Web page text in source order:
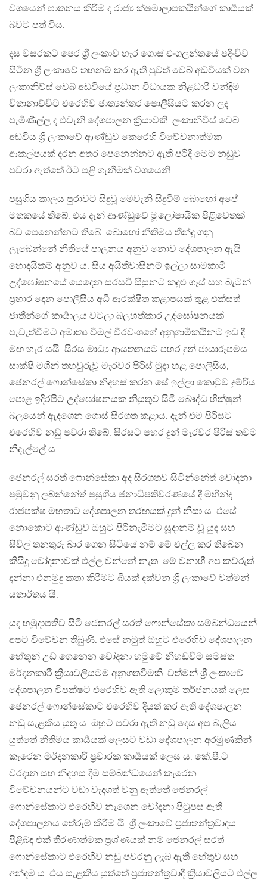
වශයෙන් ඝාතනය කිරීම ද රාජ්‍ය ක්ෂමාලාපකයින්ගේ කාර්‍යයක්
බවට පත් විය.
දස වසරකට පෙර ශ්‍රී ලංකාව හැර ගොස් එංගලන්තයේ පදිංචිව
සිටින ශ්‍රී ලංකාවේ තහනම් කර ඇති පුවත් වෙබ් අඩවියක් වන
ලංකානිව්ස් වෙබ් අඩවියේ ප්‍රධාන විධායක නිළධාරී වන්දිම
විතානාච්චිට එරෙහිව ජාත්‍යන්තර පොලීසියට කරන ලද
පැමිණිල්ල ද එවැනි දේශපාලන ක්‍රියාවකි. ලංකානිවිස් වෙබ්
අඩවිය ශ්‍රී ලංකාවේ ආණ්ඩුව කෙරෙහි විවේචනාත්මක
ආකල්පයක් දරන අතර පෙනෙන්නට ඇති පරිදි මෙම නඩුව
පවරා ඇත්තේ ඊට පළි ගැනීමක් වශයෙනි.
පසුගිය කාලය පුරාවට සිදුවූ මෙවැනි සිදුවීම් බොහෝ අපේ
මතකයේ තිබේ. එය දැන් ආණ්ඩුවේ මූලෝපායික පිළිවෙතක්
බව පෙනෙන්නට තිබේ. බොහෝ නීතිමය තීන්දු ගනු
ලැබෙන්නේ නීතියේ පාලනය අනුව නොව දේශපාලන ඇයි
හොදයිකම් අනුව ය. සිය අයිතිවාසිනම් ඉල්ලා සාමකාමී
උද්ඝෝෂනයේ යෙදෙන සරසවි සිසුනට කදුළු ගෑස් සහ බැටන්
ප්‍රහාර දෙන පොලීසිය අධි ආරක්ෂිත කළාපයක් තුළ එක්සත්
ජාතීන්ගේ කාර්‍යාලය වටලා බලහත්කාර උද්ඝෝෂනයක්
පැවැත්වීමට අමාත්‍ය විමල් වීරවංශගේ අනුගාමිකයිනට ඉඩ දී
මඟ හැර යයි. සිරස මාධ්‍ය ආයතනයට පහර දුන් ජායාරූපමය
සාක්ෂි මගින් තහවුරුවූ මැරවර පිරිස් මුදා හළ පොලීසිය,
ජෙනරල් ෆොන්සේකා නිදහස් කරන සේ ඉල්ලා කොටුව දුම්රිය
පොළ ඉදිරපිට උද්ඝෝෂනයක නියුතුව සිටි බෞද්ධ භික්ෂුන්
බලයෙන් ඇදගෙන ගොස් සිරගත කළාය. දැන් එම පිරිසට
එරෙහිව නඩු පවරා තිබේ. සිරසට පහර දුන් මැරවර පිරිස් තවම
නිදැල්ලේ ය.
ජෙනරල් සරත් ෆොන්සේකා අද සිරගතව සිටින්නේත් චෝදනා
පමුවනු ලබන්නේත් පසුගිය ජනාධිපතිවරණයේ දී මහින්ද
රාජපක්ෂ මහතාට දේශපාලන තරඟයක් දුන් නිසා ය. එසේ
නොකොට ආණ්ඩුව ඔහුට පිරිනැමීමට සූදානම් වූ යුද සහ
සිවිල් තනතුරු බාර ගෙන සිටියේ නම් මේ එල්ල කර තිබෙන
කිසිදු චෝදනාවක් එල්ල වන්නේ නැත. මේ වනාහී අප කව්රුත්
දන්නා එනමුදු කතා කිරීමට බියක් දක්වන ශ්‍රී ලංකාවේ වත්මන්
යතාර්තය යි.
යුද හමුදාපතිව සිටි ජෙනරල් සරත් ෆොන්සේකා සම්බන්ධයෙන්
අපට විවේචන තිබුණි. එසේ නමුත් ඔහුට එරෙහිව දේශපාලන
හේතූන් උඩ ගෙනෙන චෝදනා හමුවේ නිහඩවීම සමස්ත
මර්දනකාරී ක්‍රියාවලියටම අනුගතවීමකි. වත්මන් ශ්‍රී ලංකාවේ
දේශපාලන විපක්ෂට එරෙහිව ඇති ලොකුම තර්ජනයක් ලෙස
ජෙනරල් ෆොන්සේකාට එරෙහිව දියත් කර ඇති දේශපාලන
නඩු සැළකිය යුතු ය. ඔහුට පවරා ඇති නඩු දෙස අප බැලිය
යුත්තේ නීතිමය කාර්‍යයක් ලෙසට වඩා දේශපාලන අරමුණකින්
කැරෙන මර්දනකාරී ප්‍රචාරක කාර්‍යයක් ලෙස ය. කේ.පී.ට
වරදාන සහ නිදහස දීම සම්බන්ධයෙන් කැරෙන
විවේචනයන්ට වඩා වැදගත් වනු ඇත්තේ ජෙනරල්
ෆොන්සේකාට එරෙහිව නැගෙන චෝදනා පිටුපස ඇති
දේශපාලනය තේරුම් කිරීම යි. ශ්‍රී ලංකාවේ ප්‍රජාතන්ත්‍රවාදය
පිළිබඳ එක් තීරණාත්මක ප්‍රශ්ණයක් නම් ජෙනරල් සරත්
ෆොන්සේකාට එරෙහිව නඩු පවරනු ලැබ ඇති හේතුව සහ
අන්දම ය. එය සැළකිය යුත්තේ ප්‍රජාතන්ත්‍රවාදී ක්‍රියාවලියට එල්ල